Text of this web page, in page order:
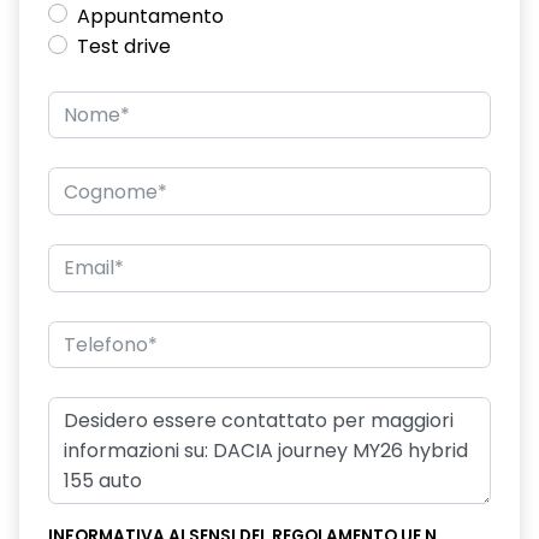
Commutatore airbag passeggero
Consolle centrale con bracciolo e vano portaoggetti
Distance warning avviso distanza di sicurezza
Driver Display digitale personalizzabile da 7"
Eco Mode, Start and Stop e indicatore di cambiamento
velocità
Emergency call soggetto alla disponibilità di rete
Freno di stazionamento elettrico
Ganci Isofix sui posti laterali sul retro
Appuntamento
Test drive